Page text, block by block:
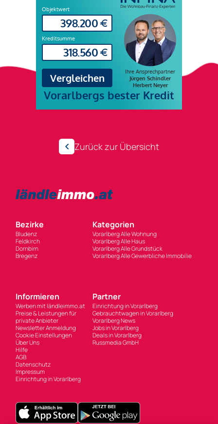
Zurück zur Übersicht
Bezirke
Bludenz
Feldkirch
Dornbirn
Bregenz
Kategorien
Vorarlberg Alle Wohnung
Vorarlberg Alle Haus
Vorarlberg Alle Grundstück
Vorarlberg Alle Gewerbliche Immobilie
Informieren
Werben mit ländleimmo.at
Preise & Leistungen für
private Anbieter
Newsletter Anmeldung
Cookie Einstellungen
Über Uns
Hilfe
AGB
Datenschutz
Impressum
Einrichtung in Vorarlberg
Partner
Einrichtung in Vorarlberg
Gebrauchtwagen in Vorarlberg
Vorarlberg News
Jobs in Vorarlberg
Deals in Vorarlberg
Russmedia GmbH